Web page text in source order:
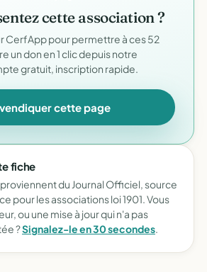
cette association ?
CerfApp pour permettre à ces 52
un don en 1 clic depuis notre
gratuit, inscription rapide.
cette page
fiche
du Journal Officiel, source
pour les associations loi 1901. Vous
ou une mise à jour qui n'a pas
?Signalez-le en 30 secondes.